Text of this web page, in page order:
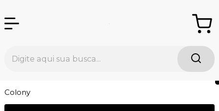
Colony